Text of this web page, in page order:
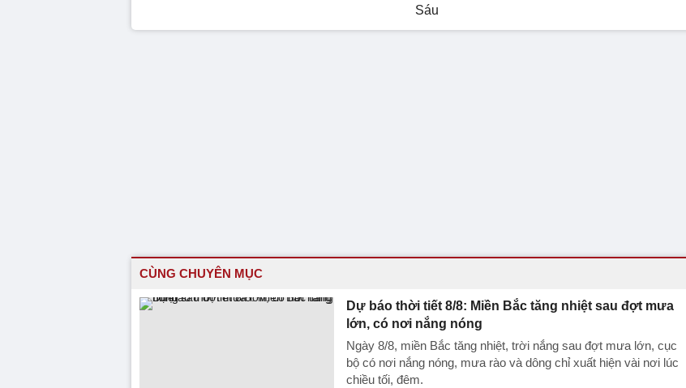
Sáu
CÙNG CHUYÊN MỤC
Dự báo thời tiết 8/8: Miền Bắc tăng nhiệt sau đợt mưa
lớn, có nơi nắng nóng
Ngày 8/8, miền Bắc tăng nhiệt, trời nắng sau đợt mưa lớn, cục
bộ có nơi nắng nóng, mưa rào và dông chỉ xuất hiện vài nơi lúc
chiều tối, đêm.